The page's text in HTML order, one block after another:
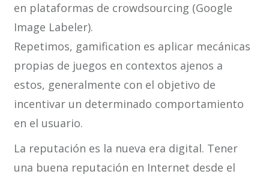
en plataformas de crowdsourcing (Google
Image Labeler).
Repetimos, gamification es aplicar mecánicas
propias de juegos en contextos ajenos a
estos, generalmente con el objetivo de
incentivar un determinado comportamiento
en el usuario.
La reputación es la nueva era digital. Tener
una buena reputación en Internet desde el